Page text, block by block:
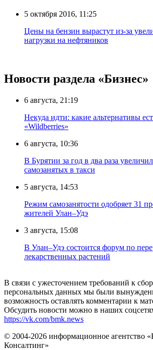
5 октября 2016, 11:25
Цены на бензин вырастут из-за
нагрузки на нефтяников
Новости раздела «Бизнес»
6 августа, 21:19
Некуда идти: какие альтернативы
«Wildberries»
6 августа, 10:36
В Бурятии за год в два раза
самозанятых в такси
5 августа, 14:53
Режим самозанятости одобряет 31
жителей Улан–Удэ
3 августа, 15:08
В Улан–Удэ состоится форум по
лекарственных растений
В связи с ужесточением требований к
персональных данных мы были
возможность оставлять комментарии к
Обсудить новости можно в наших
https://vk.com/bmk.news
© 2004-2026 информационное агентство
Консалтинг»